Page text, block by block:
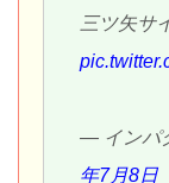
三ツ矢サ
— インパ
年7月8日